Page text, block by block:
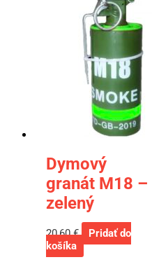
Dymový
granát M18 –
zelený
20,60€
Pridať do
košíka